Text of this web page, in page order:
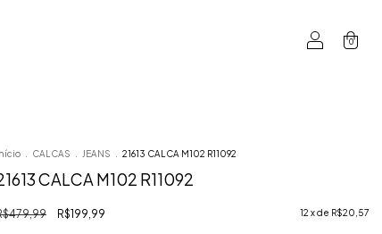
0
CALCAS JEANS 21613 CALCA M102 R11092
CALCA M102 R11092
R$199,99 12 x de R$20,57